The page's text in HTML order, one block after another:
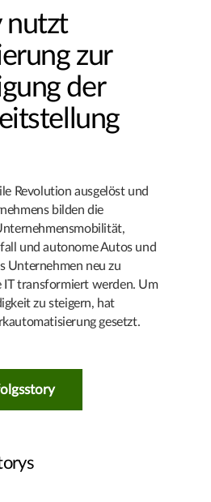
nutzt
zur
der
Revolution ausgelöst und
bilden die
und autonome Autos und
Unternehmen neu zu
IT transformiert werden. Um
zu steigern, hat
gesetzt.